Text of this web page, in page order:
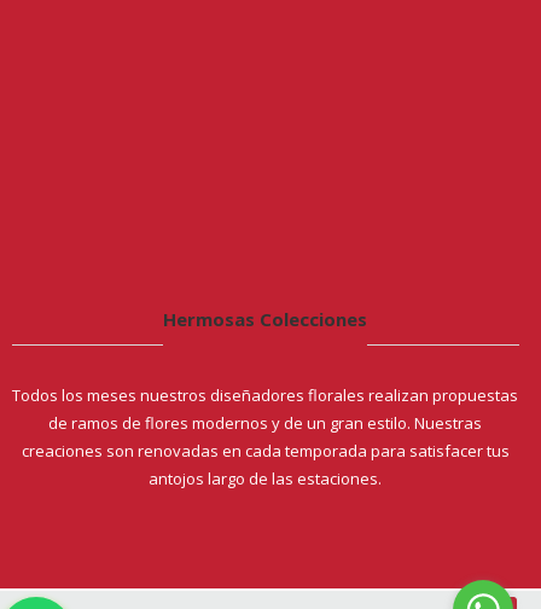
Hermosas Colecciones
Todos los meses nuestros diseñadores florales realizan propuestas
de ramos de flores modernos y de un gran estilo. Nuestras
creaciones son renovadas en cada temporada para satisfacer tus
antojos largo de las estaciones.